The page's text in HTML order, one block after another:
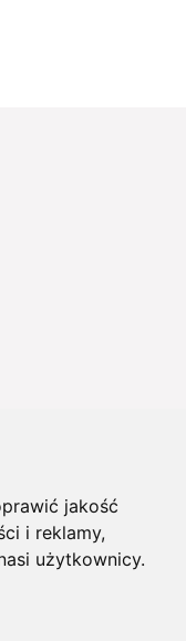
jakość
i reklamy,
użytkownicy.